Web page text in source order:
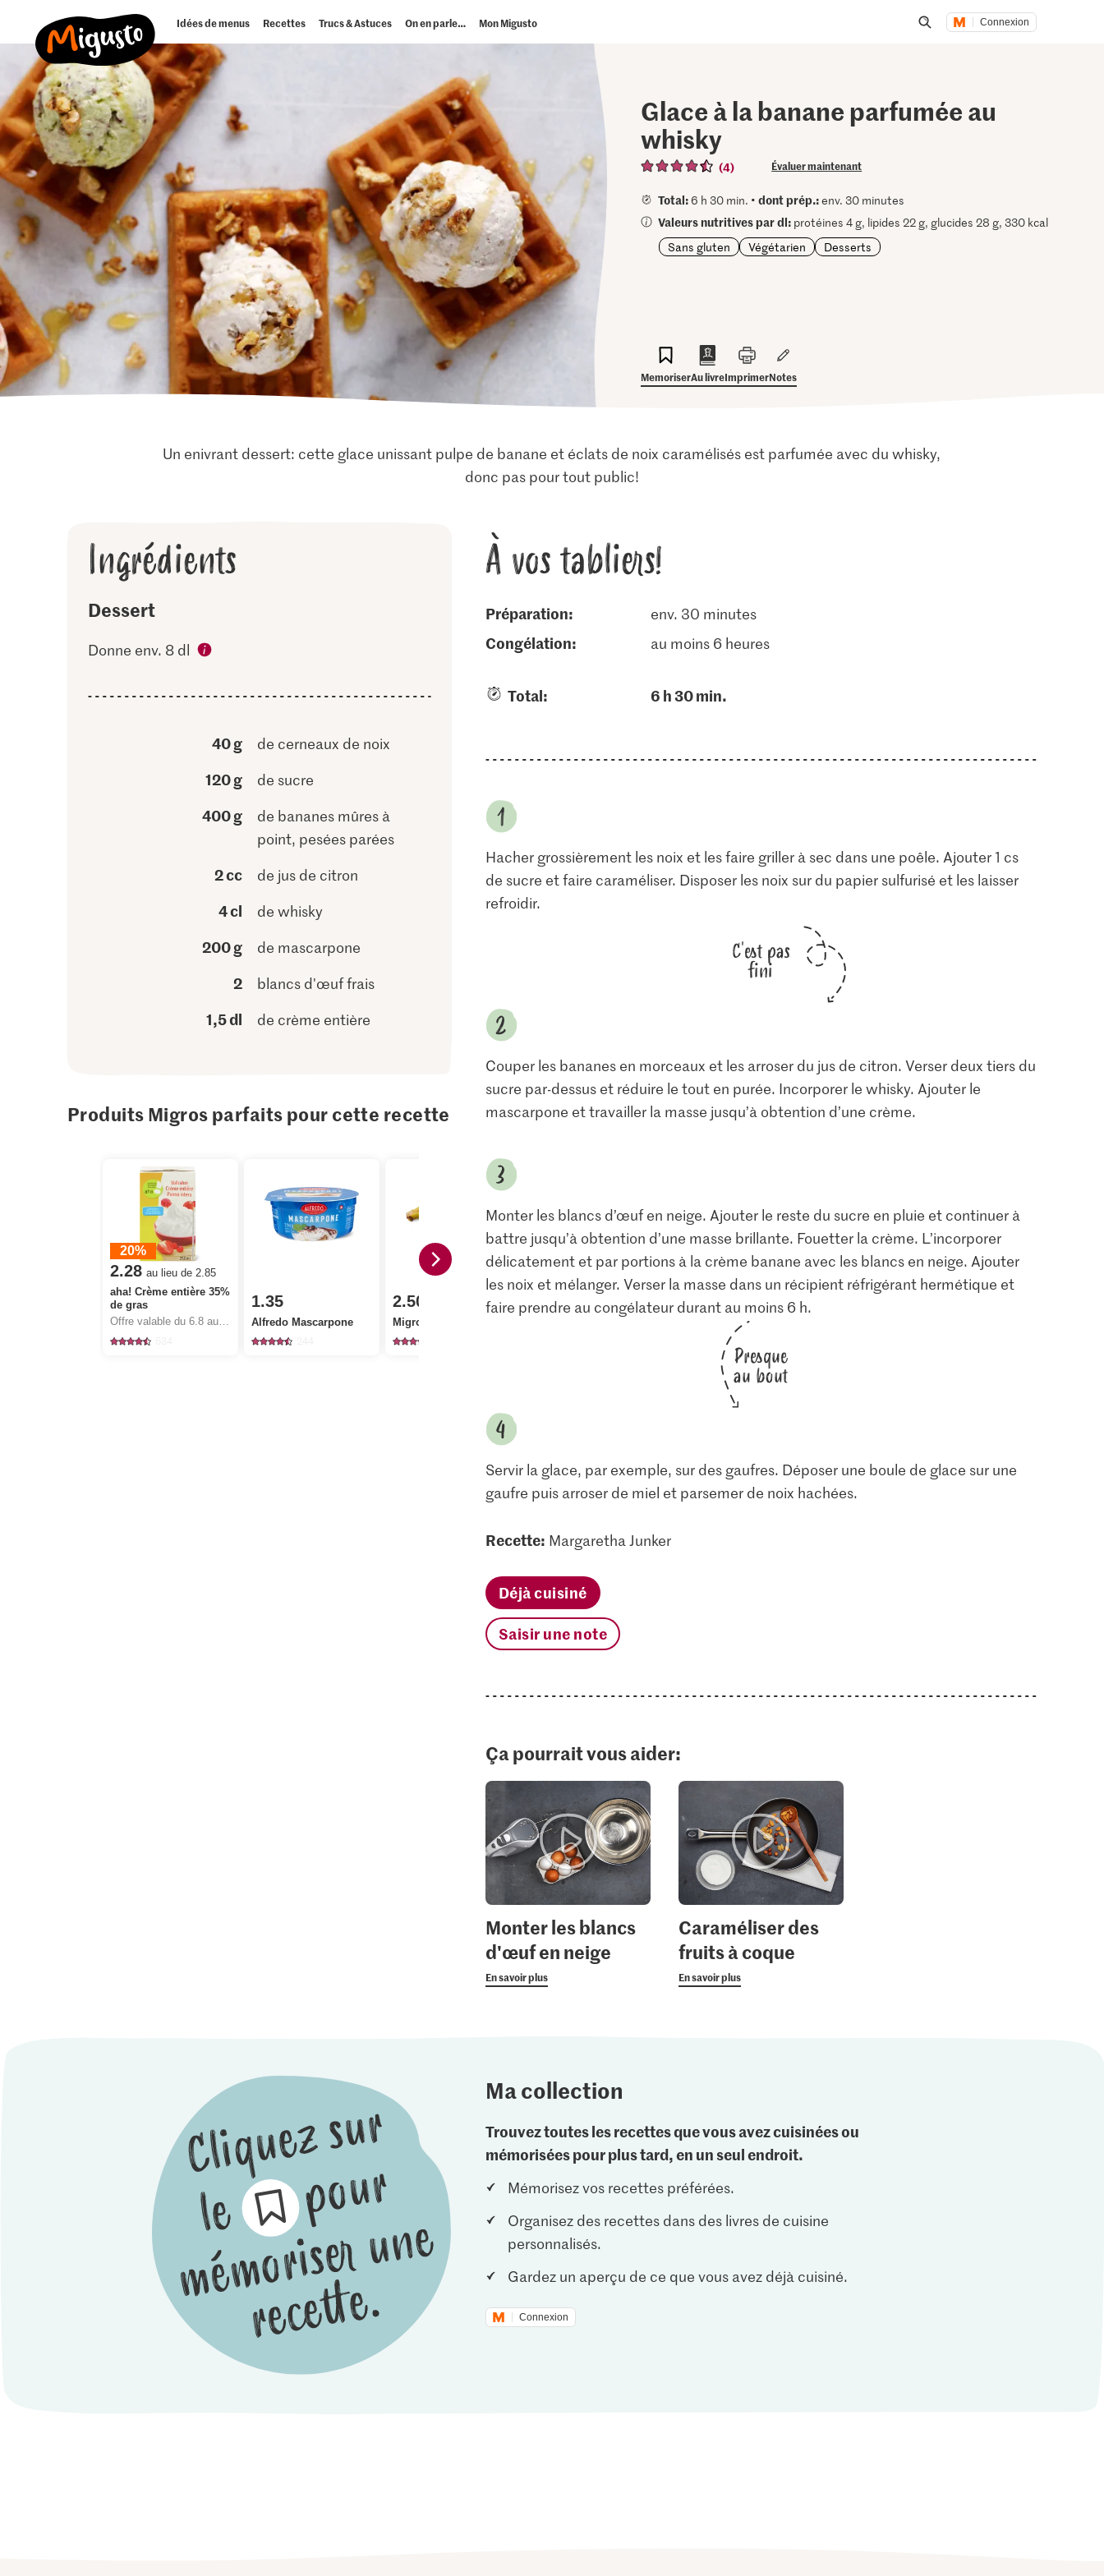
Idées de menus Recettes Trucs & Astuces On en parle… Mon Migusto Connexion
Glace à la banane parfumée au
whisky
(4) Évaluer maintenant
Total:6 h 30 min. •dont prép.:env. 30 minutes
Valeurs nutritives par dl: protéines 4 g, lipides 22 g, glucides 28 g, 330 kcal
Sans gluten
Végétarien Desserts
MemoriserAu livreImprimerNotes
Un enivrant dessert: cette glace unissant pulpe de banane et éclats de noix caramélisés est parfumée avec du whisky,
donc pas pour tout public!
Ingrédients
Dessert
Donne env. 8 dl
40 g de cerneaux de noix
120 g de sucre
400 g
de bananes mûres à
point, pesées parées
2 cc de jus de citron
4 cl de whisky
200 g de mascarpone
2 blancs d'œuf frais
1,5 dl de crème entière
Produits Migros parfaits pour cette recette
20%
2.28 au lieu de 2.85
aha! Crème entière 35%
de gras
Offre valable du 6.8 au 12.8.2026, jusqu’à épuisement du stock.
1.35
Alfredo Mascarpone
2.50
Migros Bananes
1.80
M-Classic IP-SUISSE
Cristal Sucre fin
3.75
Sun Queen Cerneaux
557
Prix du jour
IP-SUISSE De la région
À vos tabliers!
Préparation: env. 30 minutes
congélation: au moins 6 heures
Total: 6 h 30 min.
Hacher grossièrement les noix et les faire griller à sec dans une poêle. Ajouter 1 cs
de sucre et faire caraméliser. Disposer les noix sur du papier sulfurisé et les laisser
refroidir.
C'est pas
fini
Couper les bananes en morceaux et les arroser du jus de citron. Verser deux tiers du
sucre par-dessus et réduire le tout en purée. Incorporer le whisky. Ajouter le
mascarpone et travailler la masse jusqu’à obtention d’une crème.
Monter les blancs d’œuf en neige. Ajouter le reste du sucre en pluie et continuer à
battre jusqu’à obtention d’une masse brillante. Fouetter la crème. L’incorporer
délicatement et par portions à la crème banane avec les blancs en neige. Ajouter
les noix et mélanger. Verser la masse dans un récipient réfrigérant hermétique et
faire prendre au congélateur durant au moins 6 h.
Presque
au bout
Servir la glace, par exemple, sur des gaufres. Déposer une boule de glace sur une
gaufre puis arroser de miel et parsemer de noix hachées.
Recette: Margaretha Junker
Déjà cuisiné
Saisir une note
Ça pourrait vous aider:
Monter les blancs
d'œuf en neige
En savoir plus
Caraméliser des
fruits à coque
En savoir plus
Ma collection
Trouvez toutes les recettes que vous avez cuisinées ou
mémorisées pour plus tard, en un seul endroit.
Mémorisez vos recettes préférées.
Organisez des recettes dans des livres de cuisine
personnalisés.
Gardez un aperçu de ce que vous avez déjà cuisiné.
Connexion